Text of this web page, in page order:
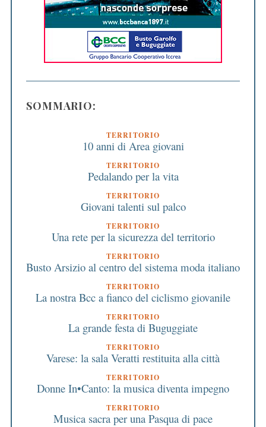
SOMMARIO:
TERRITORIO
10 anni di Area giovani
TERRITORIO
Pedalando per la vita
TERRITORIO
Giovani talenti sul palco
TERRITORIO
Una rete per la sicurezza del territorio
TERRITORIO
Busto Arsizio al centro del sistema moda italiano
TERRITORIO
La nostra Bcc a fianco del ciclismo giovanile
TERRITORIO
La grande festa di Buguggiate
TERRITORIO
Varese: la sala Veratti restituita alla città
TERRITORIO
Donne In•Canto: la musica diventa impegno
TERRITORIO
Musica sacra per una Pasqua di pace